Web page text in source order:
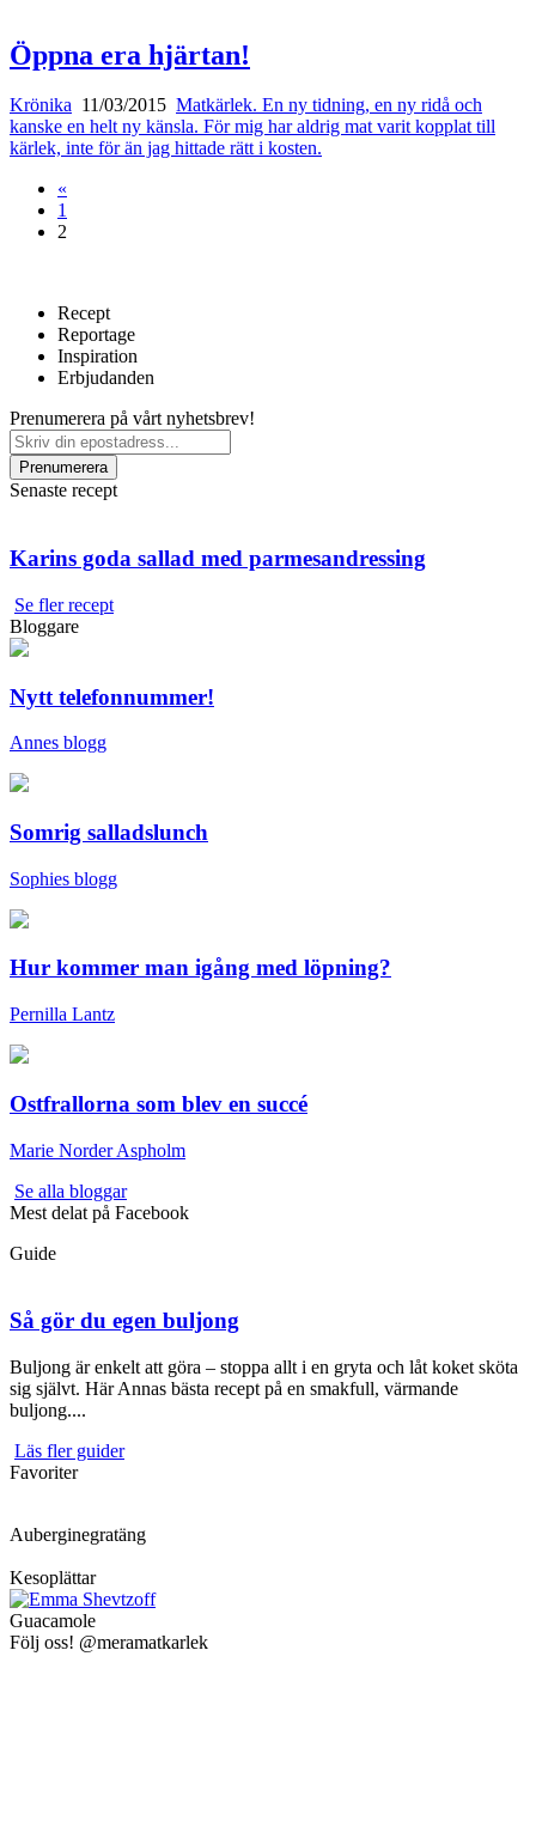
Öppna era hjärtan!
Krönika 11/03/2015 Matkärlek. En ny tidning, en ny ridå och
kanske en helt ny känsla. För mig har aldrig mat varit kopplat till
kärlek, inte för än jag hittade rätt i kosten.
«
1
2
Recept
Reportage
Inspiration
Erbjudanden
Prenumerera på vårt nyhetsbrev!
Senaste recept
Karins goda sallad med parmesandressing
Se fler recept
Bloggare
Nytt telefonnummer!
Annes blogg
Somrig salladslunch
Sophies blogg
Hur kommer man igång med löpning?
Pernilla Lantz
Ostfrallorna som blev en succé
Marie Norder Aspholm
Se alla bloggar
Mest delat på Facebook
Guide
Så gör du egen buljong
Buljong är enkelt att göra – stoppa allt i en gryta och låt koket sköta
sig självt. Här Annas bästa recept på en smakfull, värmande
buljong....
Läs fler guider
Favoriter
Auberginegratäng
Kesoplättar
Guacamole
Följ oss! @meramatkarlek